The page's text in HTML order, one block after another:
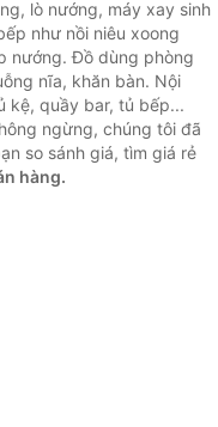
lò nướng, máy xay sinh
như nồi niêu xoong
nướng. Đồ dùng phòng
nĩa, khăn bàn. Nội
kệ, quầy bar, tủ bếp...
ngừng, chúng tôi đã
so sánh giá, tìm giá rẻ
hàng.